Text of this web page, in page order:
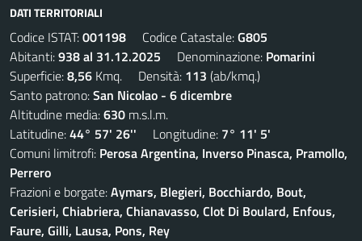
DATI TERRITORIALI
Codice ISTAT:001198 Codice Catastale:G805
Abitanti:938 al 31.12.2025 Denominazione: Pomarini
Superficie:8,56 Kmq. Densità: 113 (ab/kmq.)
Santo patrono:San Nicolao - 6 dicembre
Altitudine media:630 m.s.l.m.
Latitudine:44° 57' 26'' Longitudine: 7° 11' 5'
Comuni limitrofi: Perosa Argentina, Inverso Pinasca, Pramollo,
Perrero
Frazioni e borgate:Aymars, Blegieri, Bocchiardo, Bout,
Cerisieri, Chiabriera, Chianavasso, Clot Di Boulard, Enfous,
Faure, Gilli, Lausa, Pons, Rey